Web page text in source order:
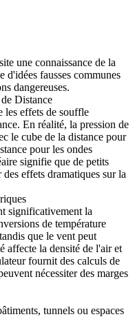
une connaissance de la
d'idées fausses communes
dangereuses.
Distance
les effets de souffle
En réalité, la pression de
le cube de la distance pour
pour les ondes
signifie que de petits
effets dramatiques sur la
significativement la
de température
que le vent peut
affecte la densité de l'air et
fournit des calculs de
nécessiter des marges
tunnels ou espaces